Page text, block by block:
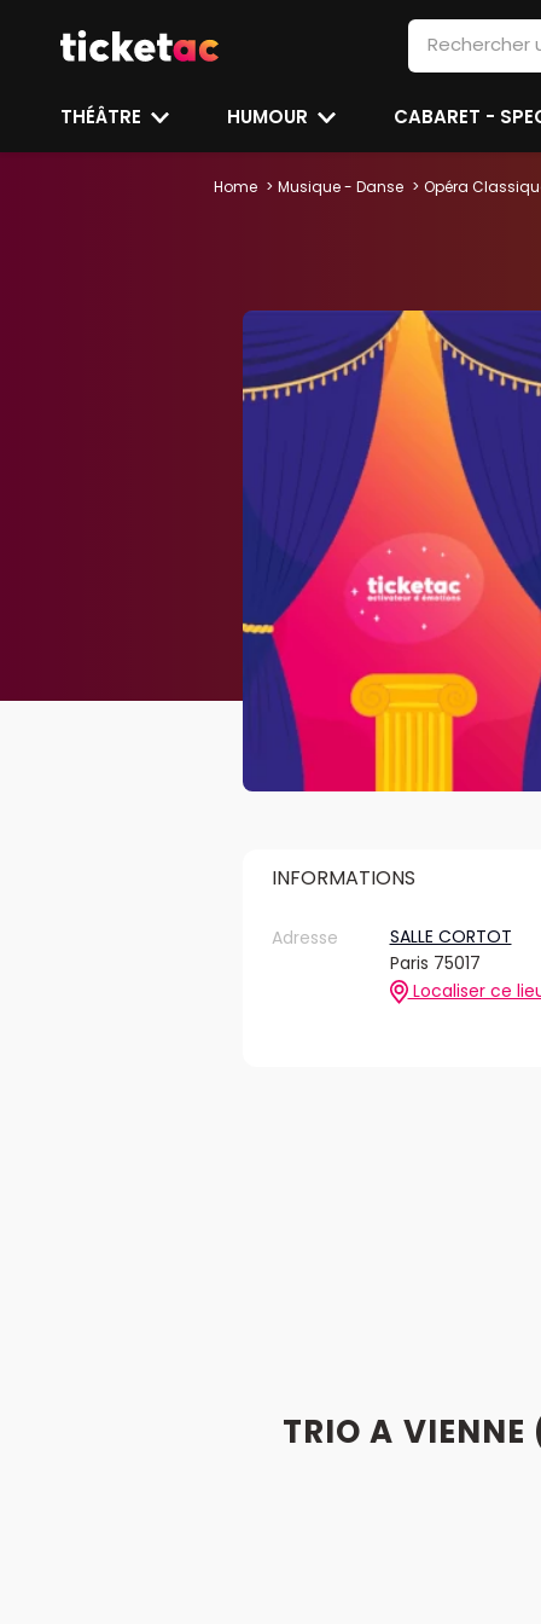
THÉÂTRE HUMOUR CABARET -
Home Musique - Danse Opéra
INFORMATIONS
Adresse
SALLE CORTOT
Paris 75017
Localiser ce
TRIO A